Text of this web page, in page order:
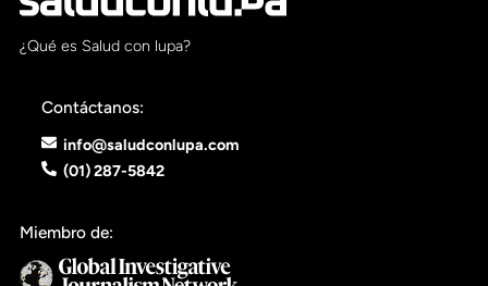
RECIBE NUESTRO BOLETÍN
SÍGUENOS
¿Qué es Salud con lupa?
Contáctanos:
info@saludconlupa.com
(01) 287-5842
Miembro de: